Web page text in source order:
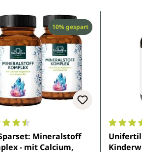
5 Sternen
Rabatt
10% gespart
Bewertung von 4.5 von
Mineralstoff
- mit Calcium,